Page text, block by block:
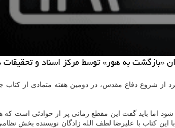
«بازگشت به هور» توسط مركز اسناد و
از شروع دفاع مقدس، در دومین هفته متمادی از
دفاع مقدس را شامل می شود اما باید گفت این مقطع زمانی پر از
با این کتاب با علیرضا لطف الله زادگان نویسنده